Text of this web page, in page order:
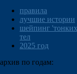
правила
лучшие истории
шейпинг
тел
2025 год
архив по годам: